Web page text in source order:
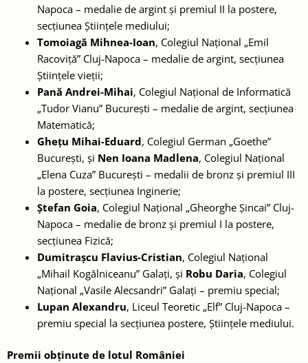
Napoca – medalie de argint și premiul II la postere,
secțiunea Științele mediului;
Tomoiagă Mihnea-Ioan, Colegiul Național „Emil
Racoviță” Cluj-Napoca – medalie de argint, secțiunea
Științele vieții;
Pană Andrei-Mihai, Colegiul Național de Informatică
„Tudor Vianu” București – medalie de argint, secțiunea
Matematică;
Ghețu Mihai-Eduard, Colegiul German „Goethe”
București, și Nen Ioana Madlena, Colegiul Național
„Elena Cuza” București – medalii de bronz și premiul III
la postere, secțiunea Inginerie;
Ștefan Goia, Colegiul Național „Gheorghe Șincai” Cluj-
Napoca – medalie de bronz și premiul I la postere,
secțiunea Fizică;
Dumitrașcu Flavius-Cristian, Colegiul Național
„Mihail Kogălniceanu” Galați, și Robu Daria, Colegiul
Național „Vasile Alecsandri” Galați – premiu special;
Lupan Alexandru, Liceul Teoretic „Elf” Cluj-Napoca –
premiu special la secțiunea postere, Științele mediului.
Premii obținute de lotul României